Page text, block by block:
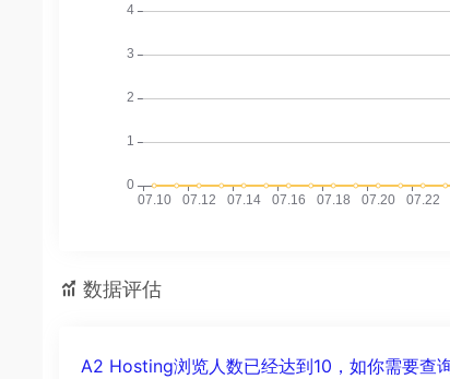
数据评估
A2 Hosting浏览人数已经达到10，如你需要查